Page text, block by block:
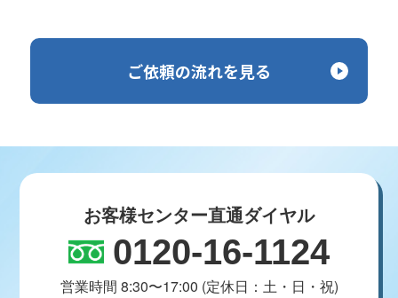
ご依頼の流れを見る
お客様センター直通ダイヤル
0120-16-1124
営業時間 8:30〜17:00 (定休日：土・日・祝)